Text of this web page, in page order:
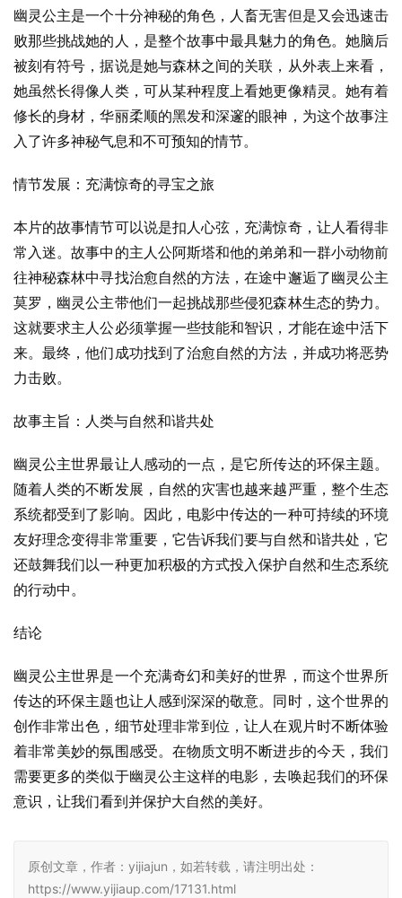
幽灵公主是一个十分神秘的角色，人畜无害但是又会迅速击
败那些挑战她的人，是整个故事中最具魅力的角色。她脑后
被刻有符号，据说是她与森林之间的关联，从外表上来看，
她虽然长得像人类，可从某种程度上看她更像精灵。她有着
修长的身材，华丽柔顺的黑发和深邃的眼神，为这个故事注
入了许多神秘气息和不可预知的情节。
情节发展：充满惊奇的寻宝之旅
本片的故事情节可以说是扣人心弦，充满惊奇，让人看得非
常入迷。故事中的主人公阿斯塔和他的弟弟和一群小动物前
往神秘森林中寻找治愈自然的方法，在途中邂逅了幽灵公主
莫罗，幽灵公主带他们一起挑战那些侵犯森林生态的势力。
这就要求主人公必须掌握一些技能和智识，才能在途中活下
来。最终，他们成功找到了治愈自然的方法，并成功将恶势
力击败。
故事主旨：人类与自然和谐共处
幽灵公主世界最让人感动的一点，是它所传达的环保主题。
随着人类的不断发展，自然的灾害也越来越严重，整个生态
系统都受到了影响。因此，电影中传达的一种可持续的环境
友好理念变得非常重要，它告诉我们要与自然和谐共处，它
还鼓舞我们以一种更加积极的方式投入保护自然和生态系统
的行动中。
结论
幽灵公主世界是一个充满奇幻和美好的世界，而这个世界所
传达的环保主题也让人感到深深的敬意。同时，这个世界的
创作非常出色，细节处理非常到位，让人在观片时不断体验
着非常美妙的氛围感受。在物质文明不断进步的今天，我们
需要更多的类似于幽灵公主这样的电影，去唤起我们的环保
意识，让我们看到并保护大自然的美好。
原创文章，作者：yijiajun，如若转载，请注明出处：
https://www.yijiaup.com/17131.html